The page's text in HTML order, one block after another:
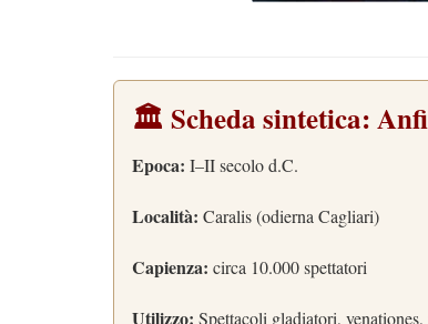
🏛️ Scheda sintetica:
Epoca: I–II secolo d.C.
Località: Caralis (odierna Cagliari)
Capienza: circa 10.000 spettatori
Utilizzo: Spettacoli gladiatori,